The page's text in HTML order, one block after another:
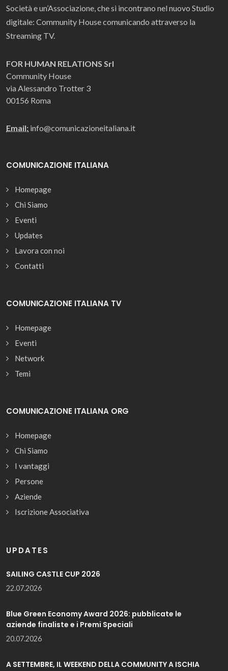
Società e un’Associazione, che si incontrano nel nuovo Studio
digitale: Community House comunicando attraverso la
Streaming TV.
FOR HUMAN RELATIONS Srl
Community House
via Alessandro Trotter 3
00156 Roma
Email: info@comunicazioneitaliana.it
COMUNICAZIONE ITALIANA
Homepage
Chi Siamo
Eventi
Updates
Lavora con noi
Contatti
COMUNICAZIONE ITALIANA TV
Homepage
Eventi
Network
Temi
COMUNICAZIONE ITALIANA ORG
Homepage
Chi Siamo
I vantaggi
Persone
Aziende
Iscrizione Associativa
UPDATES
SAILING CASTLE CUP 2026
22.07.2026
Blue Green Economy Award 2026: pubblicate le
aziende finaliste e i Premi Speciali
20.07.2026
A SETTEMBRE, IL WEEKEND DELLA COMMUNITY A ISCHIA